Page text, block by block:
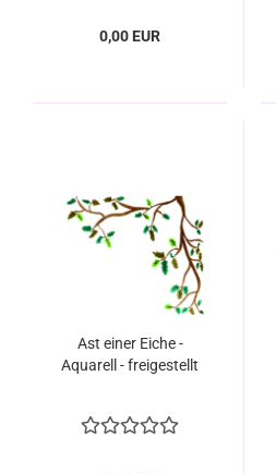
0,00 EUR
Ast einer Eiche -
Aquarell - freigestellt